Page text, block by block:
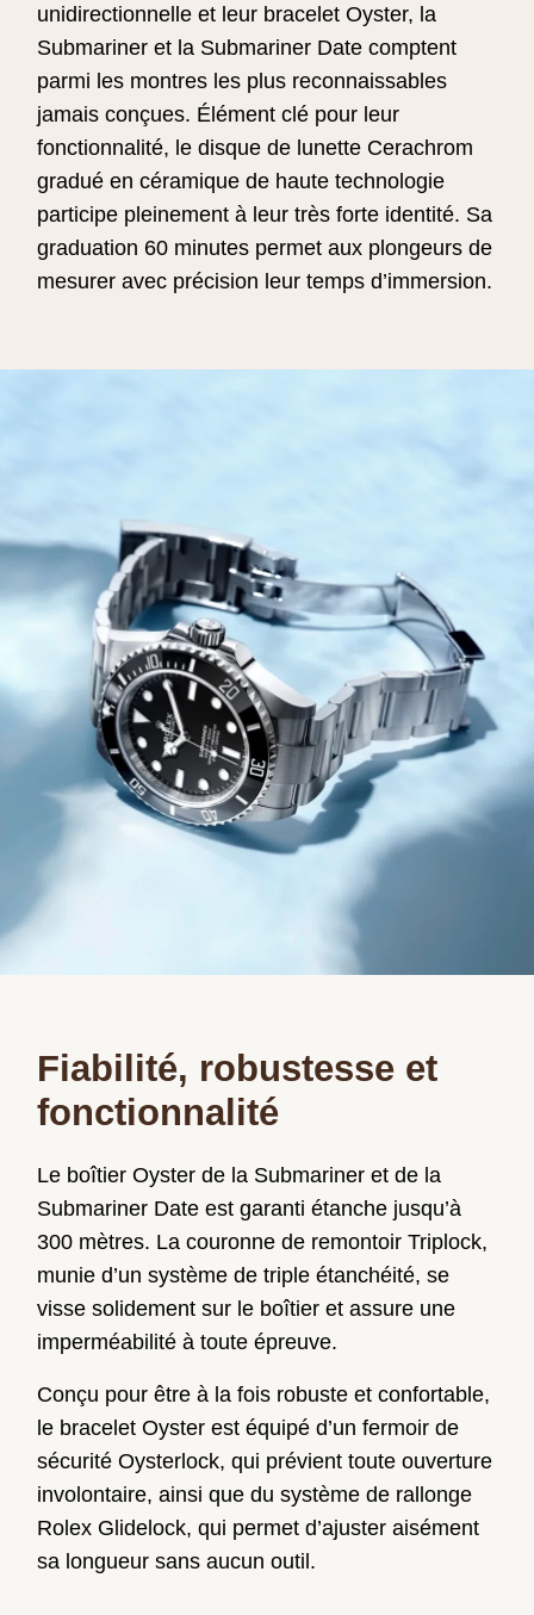
unidirectionnelle et leur bracelet Oyster, la
Submariner et la Submariner Date comptent
parmi les montres les plus reconnaissables
jamais conçues. Élément clé pour leur
fonctionnalité, le disque de lunette Cerachrom
gradué en céramique de haute technologie
participe pleinement à leur très forte identité. Sa
graduation 60 minutes permet aux plongeurs de
mesurer avec précision leur temps d’immersion.
Fiabilité, robustesse et
fonctionnalité
Le boîtier Oyster de la Submariner et de la
Submariner Date est garanti étanche jusqu’à
300 mètres. La couronne de remontoir Triplock,
munie d’un système de triple étanchéité, se
visse solidement sur le boîtier et assure une
imperméabilité à toute épreuve.
Conçu pour être à la fois robuste et confortable,
le bracelet Oyster est équipé d’un fermoir de
sécurité Oysterlock, qui prévient toute ouverture
involontaire, ainsi que du système de rallonge
Rolex Glidelock, qui permet d’ajuster aisément
sa longueur sans aucun outil.